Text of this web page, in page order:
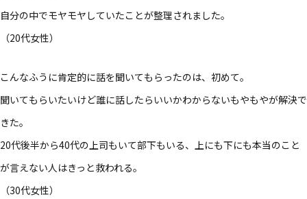
自分の​中で​モヤモヤしていた​ことが​整理されました。​
（20​代女性）​
こんな​ふうに​肯定的に​話を​聞いて​もらったのは、​初めて。​
聞いて​もらいたいけど誰に​話したら​いいかわからないも​やも​やが​解決で
きた。​
20代後​半から​40代の​上司もいて​部下も​いる、​上にも​下にも​本当の​こと
が​言えない​人は​きっと​救われる。​
（30​代女性）​